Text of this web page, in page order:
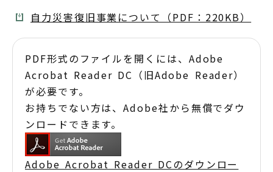
自力災害復旧事業について（PDF：220KB）
PDF形式のファイルを開くには、Adobe
Acrobat Reader DC（旧Adobe Reader）
が必要です。
お持ちでない方は、Adobe社から無償でダウ
ンロードできます。
Adobe Acrobat Reader DCのダウンロー